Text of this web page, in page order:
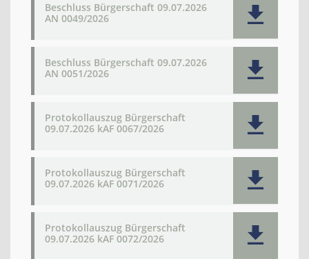
Beschluss Bürgerschaft 09.07.2026
AN 0049/2026
Beschluss Bürgerschaft 09.07.2026
AN 0051/2026
Protokollauszug Bürgerschaft
09.07.2026 kAF 0067/2026
Protokollauszug Bürgerschaft
09.07.2026 kAF 0071/2026
Protokollauszug Bürgerschaft
09.07.2026 kAF 0072/2026